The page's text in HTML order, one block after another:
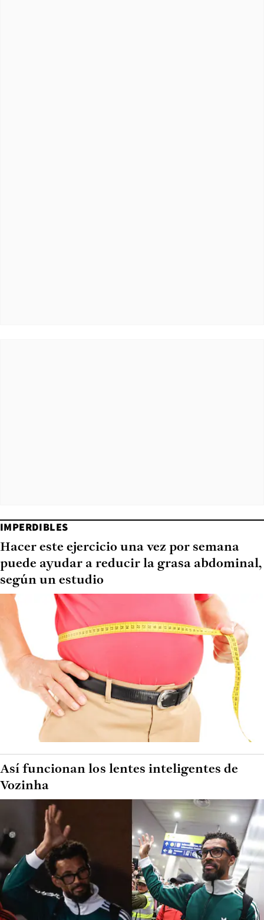
IMPERDIBLES
Hacer este ejercicio una vez por semana
puede ayudar a reducir la grasa abdominal,
según un estudio
Así funcionan los lentes inteligentes de
Vozinha